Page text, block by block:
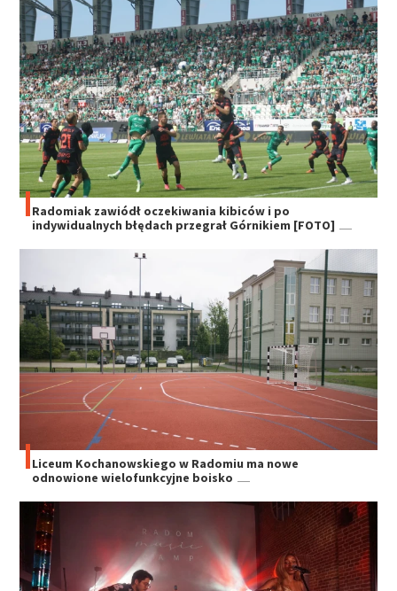
Radomiak zawiódł oczekiwania kibiców i po
indywidualnych błędach przegrał Górnikiem [FOTO]
Liceum Kochanowskiego w Radomiu ma nowe
odnowione wielofunkcyjne boisko